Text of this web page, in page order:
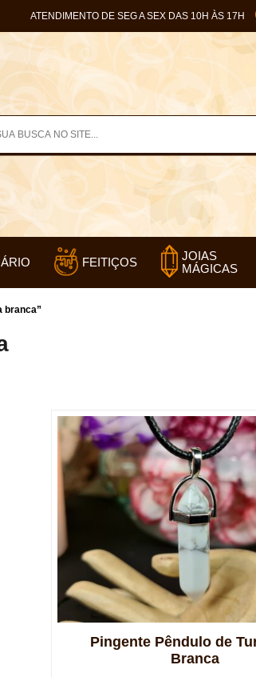
ATENDIMENTO DE SEG A SEX DAS 10H ÀS 17H
FEITIÇOS
JOIAS
MÁGICAS
branca”
Pingente Pêndulo de
Branca